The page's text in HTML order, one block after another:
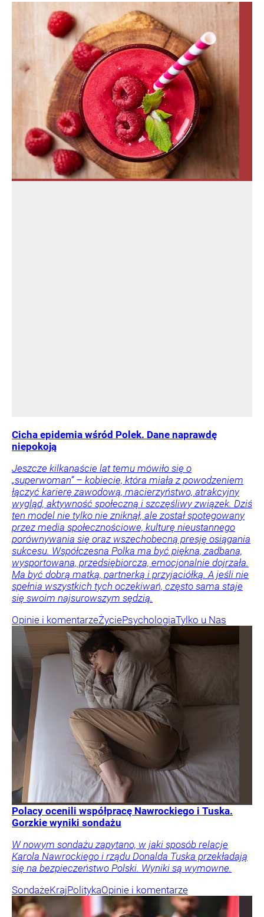
Cicha epidemia wśród Polek. Dane naprawdę
niepokoją
Jeszcze kilkanaście lat temu mówiło się o
„superwoman” – kobiecie, która miała z powodzeniem
łączyć karierę zawodową, macierzyństwo, atrakcyjny
wygląd, aktywność społeczną i szczęśliwy związek. Dziś
ten model nie tylko nie zniknął, ale został spotęgowany
przez media społecznościowe, kulturę nieustannego
porównywania się oraz wszechobecną presję osiągania
sukcesu. Współczesna Polka ma być piękna, zadbana,
wysportowana, przedsiębiorcza, emocjonalnie dojrzała.
Ma być dobrą matką, partnerką i przyjaciółką. A jeśli nie
spełnia wszystkich tych oczekiwań, często sama staje
się swoim najsurowszym sędzią.
Opinie i komentarzeŻyciePsychologiaTylko u Nas
Polacy ocenili współpracę Nawrockiego i Tuska.
Gorzkie wyniki sondażu
W nowym sondażu zapytano, w jaki sposób relacje
Karola Nawrockiego i rządu Donalda Tuska przekładają
się na bezpieczeństwo Polski. Wyniki są wymowne.
SondażeKrajPolitykaOpinie i komentarze